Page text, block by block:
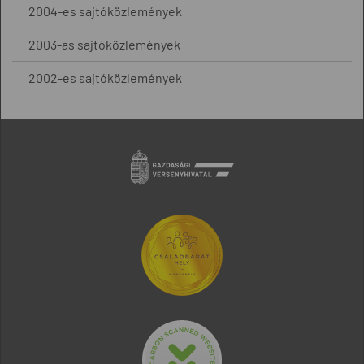
2004-es sajtóközlemények
2003-as sajtóközlemények
2002-es sajtóközlemények